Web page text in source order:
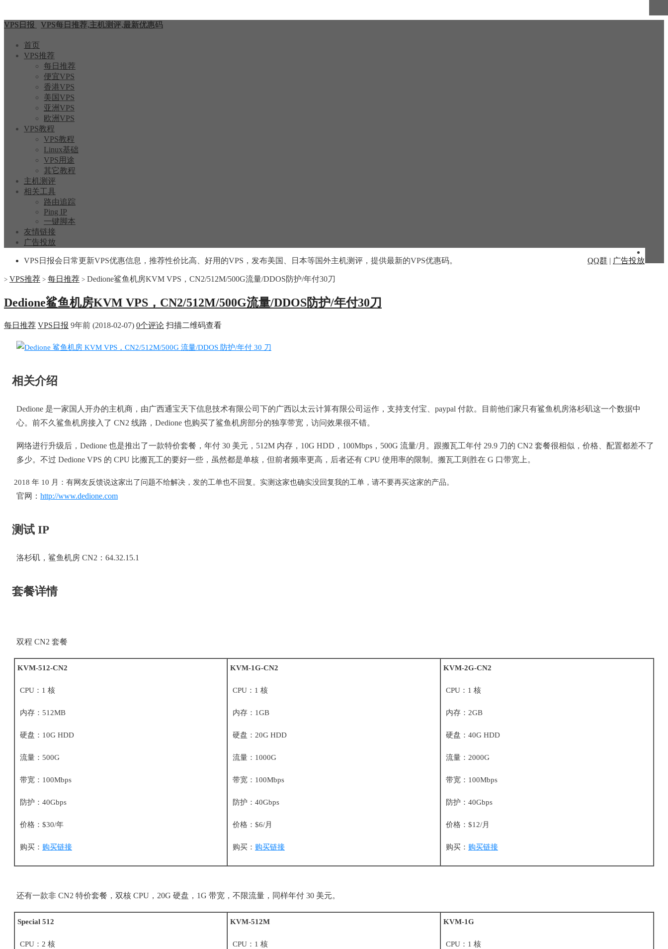
VPS日报 VPS每日推荐,主机测评,最新优惠码
首页
VPS推荐
每日推荐
便宜VPS
香港VPS
美国VPS
亚洲VPS
欧洲VPS
VPS教程
VPS教程
Linux基础
VPS用途
其它教程
主机测评
相关工具
路由追踪
Ping IP
一键脚本
友情链接
广告投放
VPS日报会日常更新VPS优惠信息，推荐性价比高、好用的VPS，发布美国、日本等国外主机测评，提供最新的VPS优惠码。 QQ群 | 广告投放
> VPS推荐 > 每日推荐 > Dedione鲨鱼机房KVM VPS，CN2/512M/500G流量/DDOS防护/年付30刀
Dedione鲨鱼机房KVM VPS，CN2/512M/500G流量/DDOS防护/年付30刀
每日推荐 VPS日报 9年前 (2018-02-07) 0个评论 扫描二维码查看
相关介绍
Dedione 是一家国人开办的主机商，由广西通宝天下信息技术有限公司下的广西以太云计算有限公司运作，支持支付宝、paypal 付款。目前他们家只有鲨鱼机房洛杉矶这一个数据中
心。前不久鲨鱼机房接入了 CN2 线路，Dedione 也购买了鲨鱼机房部分的独享带宽，访问效果很不错。
网络进行升级后，Dedione 也是推出了一款特价套餐，年付 30 美元，512M 内存，10G HDD，100Mbps，500G 流量/月。跟搬瓦工年付 29.9 刀的 CN2 套餐很相似，价格、配置都差不了
多少。不过 Dedione VPS 的 CPU 比搬瓦工的要好一些，虽然都是单核，但前者频率更高，后者还有 CPU 使用率的限制。搬瓦工则胜在 G 口带宽上。
2018 年 10 月：有网友反馈说这家出了问题不给解决，发的工单也不回复。实测这家也确实没回复我的工单，请不要再买这家的产品。
官网： http://www.dedione.com
测试 IP
洛杉矶，鲨鱼机房 CN2：64.32.15.1
套餐详情
双程 CN2 套餐
KVM-512-CN2
CPU：1 核
内存：512MB
硬盘：10G HDD
流量：500G
带宽：100Mbps
防护：40Gbps
价格：$30/年
购买： 购买链接
KVM-1G-CN2
CPU：1 核
内存：1GB
硬盘：20G HDD
流量：1000G
带宽：100Mbps
防护：40Gbps
价格：$6/月
购买： 购买链接
KVM-2G-CN2
CPU：1 核
内存：2GB
硬盘：40G HDD
流量：2000G
带宽：100Mbps
防护：40Gbps
价格：$12/月
购买： 购买链接
还有一款非 CN2 特价套餐，双核 CPU，20G 硬盘，1G 带宽，不限流量，同样年付 30 美元。
Special 512
CPU：2 核
KVM-512M
CPU：1 核
KVM-1G
CPU：1 核